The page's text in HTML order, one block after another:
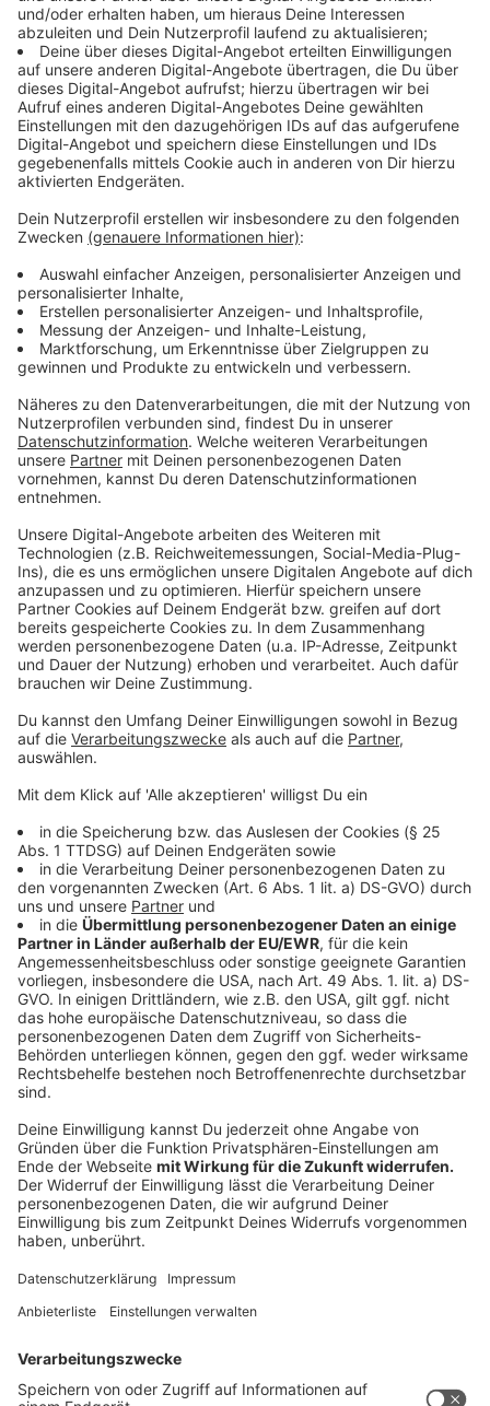
Alle Grüße, die uns bis 13.30 Uhr erreichen, die
senden wir garantiert! Die 100% Gruß Garantie
geht bis 15 Uhr. In der letzten Stunde arbeiten wir
alle Grüße ab, die wir bis 13.30 Uhr bekommen.
Vielen Dank für eure große Beteiligung. Das ist der
Wahnsinn!
Anzeige
Grüße via WhatsApp oder Telefon
Anzeige
WhatsApp, gerne auch als Sprachnachricht. Unsere
WhatsApp Nummer0152 - 22 15 63 54. Oder ruf uns
an und sprich deine Grüße auf den AB:02594 - 78 22
355.
Anzeige
Grüße hier über die Homepage für die
Anzeige
Anzeige
Anzeige
Tiziana Boge und Andreas Kramer begleiten euch
durch den Muttertag.
Anzeige
Wichtige Info:
Anzeige
Alle Grüße, die uns am Muttertag bis 13.00 Uhr
keine Ausstrahlung der Grüße mehr garantieren. Weil
wir wirklich alle Grüße zum Muttertag durchgeben
vorlesen!!!